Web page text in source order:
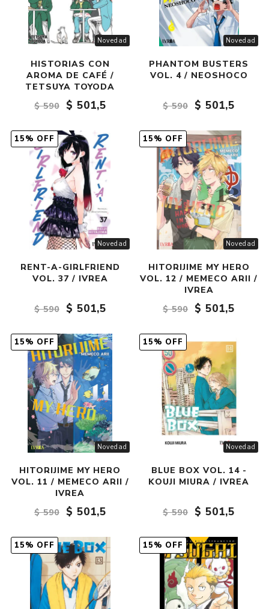
Novedad
HISTORIAS CON
AROMA DE CAFÉ /
TETSUYA TOYODA
$ 590
$ 501,5
Novedad
PHANTOM BUSTERS
VOL. 4 / NEOSHOCO
$ 590 $ 501,5
Novedad
15% OFF
RENT-A-GIRLFRIEND
VOL. 37 / IVREA
$ 590 $ 501,5
Novedad
15% OFF
HITORIJIME MY HERO
VOL. 12 / MEMECO ARII /
IVREA
$ 590
$ 501,5
Novedad
15% OFF
HITORIJIME MY HERO
VOL. 11 / MEMECO ARII /
IVREA
$ 590
$ 501,5
Novedad
15% OFF
BLUE BOX VOL. 14 -
KOUJI MIURA / IVREA
$ 590 $ 501,5
15% OFF 15% OFF